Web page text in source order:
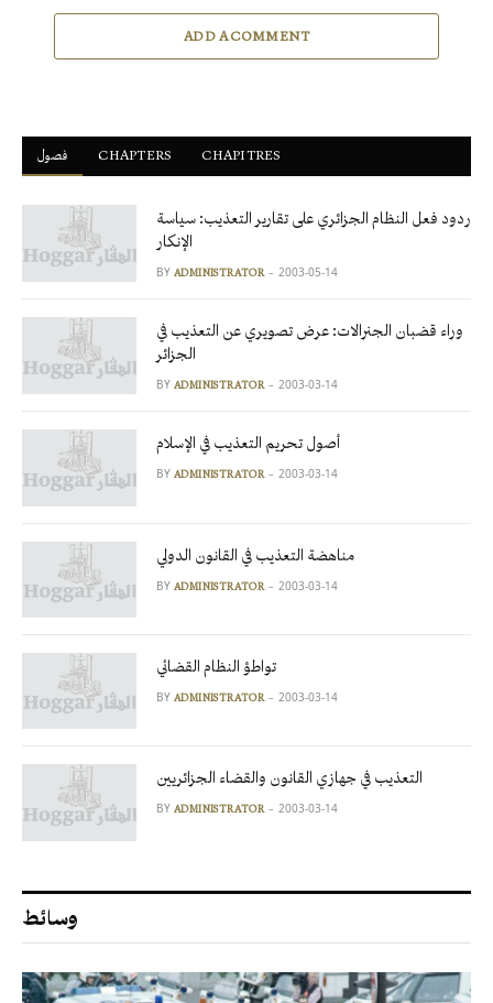
ADD A COMMENT
فصول ْCHAPTERS CHAPITRES
ردود فعل النظام الجزائري على تقارير التعذيب: سياسة
الإنكار
BY ADMINISTRATOR 2003-05-14
وراء قضبان الجنرالات: عرض تصويري عن التعذيب في
الجزائر
BY ADMINISTRATOR 2003-03-14
أصول تحريم التعذيب في الإسلام
BY ADMINISTRATOR 2003-03-14
مناهضة التعذيب في القانون الدولي
BY ADMINISTRATOR 2003-03-14
تواطؤ النظام القضائي
BY ADMINISTRATOR 2003-03-14
التعذيب في جهازي القانون والقضاء الجزائريين
BY ADMINISTRATOR 2003-03-14
وسائط